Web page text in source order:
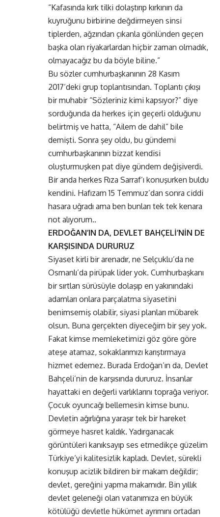
“Kafasında kırk tilki dolaştırıp kırkının da
kuyruğunu birbirine değdirmeyen sinsi
tiplerden, ağzından çıkanla gönlünden geçen
başka olan riyakarlardan hiçbir zaman olmadık,
olmayacağız bu da böyle biline.”
Bu sözler cumhurbaşkanının 28 Kasım
2017’deki grup toplantısından. Toplantı çıkışı
bir muhabir “Sözleriniz kimi kapsıyor?” diye
sorduğunda da herkes için geçerli olduğunu
belirtmiş ve hatta, “Ailem de dahil” bile
demişti. Sonra şey oldu, bu gündemi
cumhurbaşkanının bizzat kendisi
oluşturmuşken pat diye gündem değişiverdi.
Bir anda herkes Rıza Sarraf’ı konuşurken buldu
kendini. Hafızam 15 Temmuz’dan sonra ciddi
hasara uğradı ama ben bunları tek tek kenara
not alıyorum..
ERDOĞAN’IN DA, DEVLET BAHÇELİ’NİN DE
KARŞISINDA DURURUZ
Siyaset kirli bir arenadır, ne Selçuklu’da ne
Osmanlı’da pirüpak lider yok. Cumhurbaşkanı
bir sırtlan sürüsüyle dolaşıp en yakınındaki
adamları onlara parçalatma siyasetini
benimsemiş olabilir, siyasi planları mübarek
olsun. Buna gerçekten diyeceğim bir şey yok.
Fakat kimse memleketimizi göz göre göre
ateşe atamaz, sokaklarımızı karıştırmaya
hizmet edemez. Burada Erdoğan’ın da, Devlet
Bahçeli’nin de karşısında dururuz. İnsanlar
hayattaki en değerli varlıklarını toprağa veriyor.
Çocuk oyuncağı bellemesin kimse bunu.
Devletin ağırlığına yaraşır tek bir hareket
görmeye hasret kaldık. Yadırganacak
görüntüleri kanıksayıp ses etmedikçe güzelim
Türkiye’yi kalitesizlik kapladı. Devlet, sürekli
konuşup acizlik bildiren bir makam değildir;
devlet, gereğini yapma makamıdır. Bin yıllık
devlet geleneği olan vatanımıza en büyük
kötülüğü devletle hükümet ayrımını ortadan